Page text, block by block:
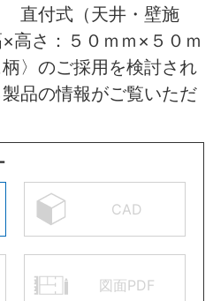
直付式（天井・壁施
高さ：５０ｍｍ×５０ｍ
〉のご採用を検討され
品の情報がご覧いただ
CAD
図面PDF